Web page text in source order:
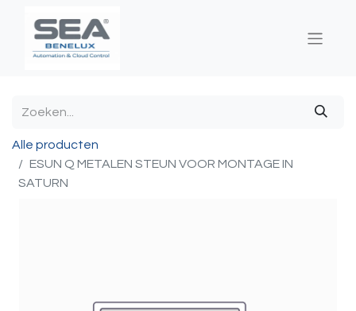
Alle producten
ESUN Q METALEN STEUN VOOR MONTAGE IN
SATURN